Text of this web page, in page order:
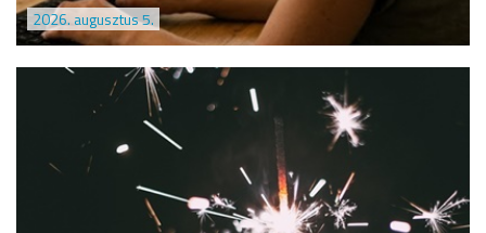
2026. augusztus 5.